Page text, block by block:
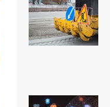
Pozostałe